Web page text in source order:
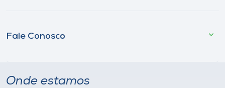
Fale Conosco
Onde estamos